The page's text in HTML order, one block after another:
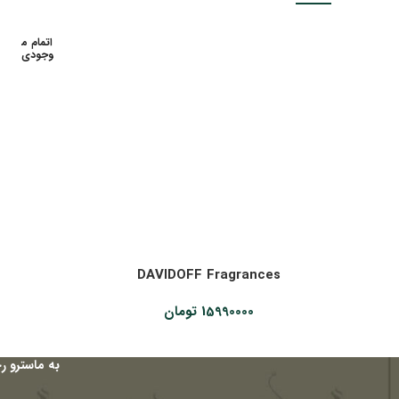
DAVIDOFF Fragrances
15990000 تومان
اتمام م
وجودی
به